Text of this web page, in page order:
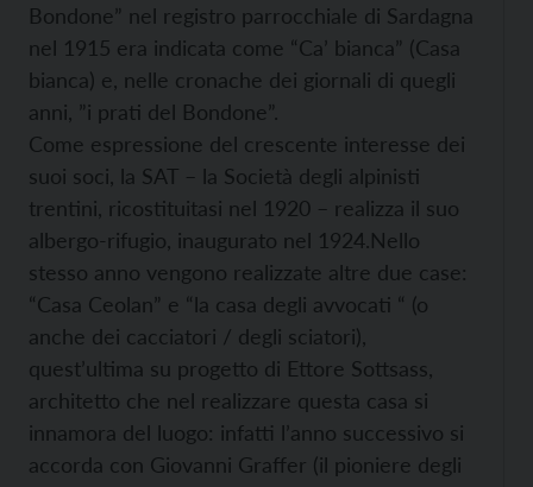
Bondone” nel registro parrocchiale di Sardagna
nel 1915 era indicata come “Ca’ bianca” (Casa
bianca) e, nelle cronache dei giornali di quegli
anni, ”i prati del Bondone”.
Come espressione del crescente interesse dei
suoi soci, la SAT – la Società degli alpinisti
trentini, ricostituitasi nel 1920 – realizza il suo
albergo-rifugio, inaugurato nel 1924.Nello
stesso anno vengono realizzate altre due case:
“Casa Ceolan” e “la casa degli avvocati “ (o
anche dei cacciatori / degli sciatori),
quest’ultima su progetto di Ettore Sottsass,
architetto che nel realizzare questa casa si
innamora del luogo: infatti l’anno successivo si
accorda con Giovanni Graffer (il pioniere degli